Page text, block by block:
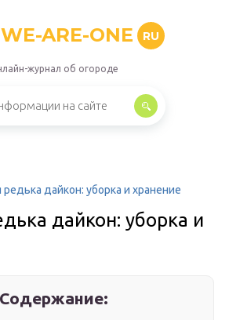
WE-ARE-ONE RU
журнал об огороде
редька дайкон: уборка и хранение
дайкон: уборка и
Содержание: